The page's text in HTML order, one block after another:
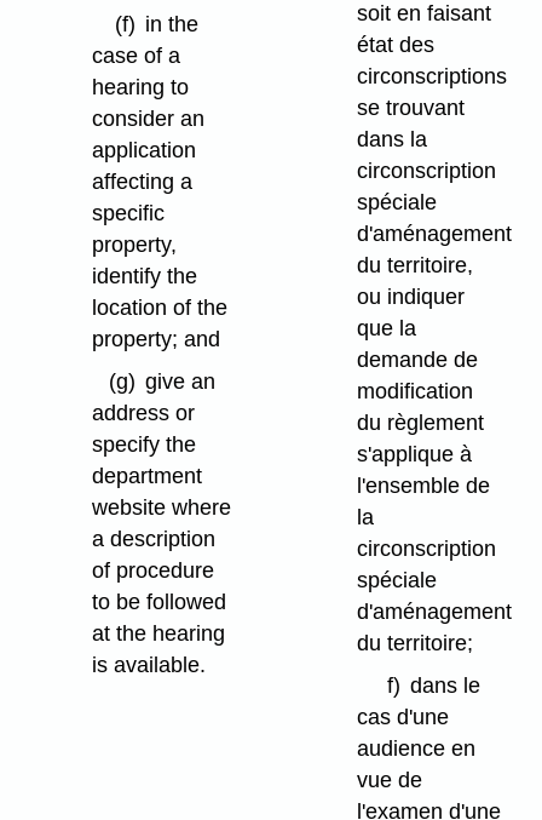
(f) in the
case of a
hearing to
consider an
application
affecting a
specific
property,
identify the
location of the
property; and
(g) give an
address or
specify the
department
website where
a description
of procedure
to be followed
at the hearing
is available.
soit en faisant
état des
circonscriptions
se trouvant
dans la
circonscription
spéciale
d'aménagement
du territoire,
ou indiquer
que la
demande de
modification
du règlement
s'applique à
l'ensemble de
la
circonscription
spéciale
d'aménagement
du territoire;
f) dans le
cas d'une
audience en
vue de
l'examen d'une